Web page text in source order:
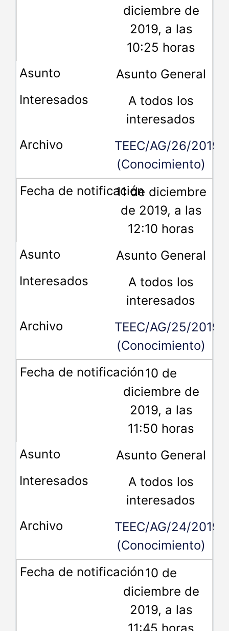
diciembre de
2019, a las
10:25 horas
Asunto General
A todos los
interesados
TEEC/AG/26/2019
(Conocimiento)
11 de diciembre
de 2019, a las
12:10 horas
Asunto General
A todos los
interesados
TEEC/AG/25/2019
(Conocimiento)
10 de
diciembre de
2019, a las
11:50 horas
Asunto General
A todos los
interesados
TEEC/AG/24/2019
(Conocimiento)
10 de
diciembre de
2019, a las